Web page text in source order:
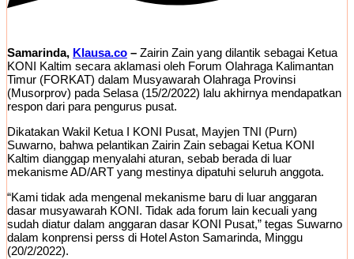
Samarinda, Klausa.co – Zairin Zain yang dilantik sebagai Ketua
KONI Kaltim secara aklamasi oleh Forum Olahraga Kalimantan
Timur (FORKAT) dalam Musyawarah Olahraga Provinsi
(Musorprov) pada Selasa (15/2/2022) lalu akhirnya mendapatkan
respon dari para pengurus pusat.
Dikatakan Wakil Ketua I KONI Pusat, Mayjen TNI (Purn)
Suwarno, bahwa pelantikan Zairin Zain sebagai Ketua KONI
Kaltim dianggap menyalahi aturan, sebab berada di luar
mekanisme AD/ART yang mestinya dipatuhi seluruh anggota.
“Kami tidak ada mengenal mekanisme baru di luar anggaran
dasar musyawarah KONI. Tidak ada forum lain kecuali yang
sudah diatur dalam anggaran dasar KONI Pusat,” tegas Suwarno
dalam konprensi perss di Hotel Aston Samarinda, Minggu
(20/2/2022).